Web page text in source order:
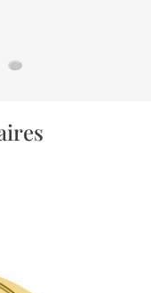
alternée - Or jaune
cheval - Or jaune 18ct
- Or jaune 18ct
serpentine - Or jaune
forçat - Or jaune
Chaine marine battue